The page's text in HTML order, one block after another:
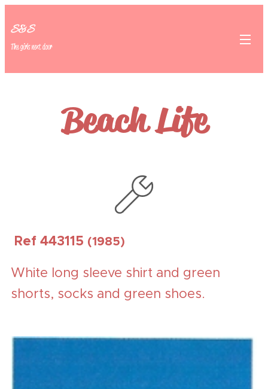
S&S
The girls next door
Beach Life
Ref 443115 (1985)
White long sleeve shirt and green
shorts, socks and green shoes.